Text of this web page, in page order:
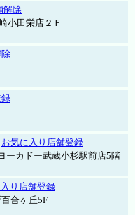
解除
小田栄店２Ｆ
お気に入り店舗登録
ーカドー武蔵小杉駅前店5階
り店舗登録
合ヶ丘5F